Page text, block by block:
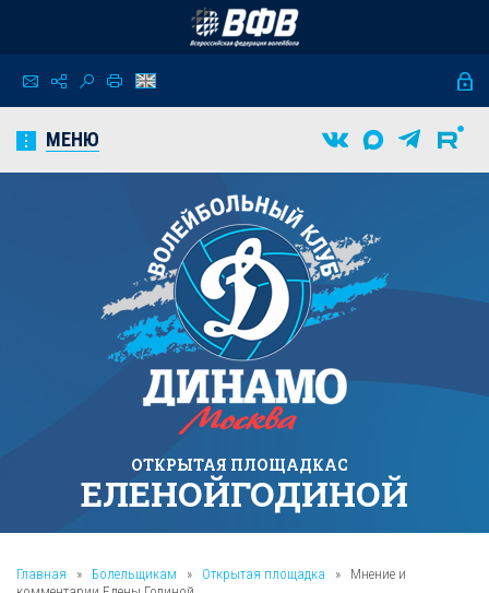
МЕНЮ
ОТКРЫТАЯ ПЛОЩАДКАC
ЕЛЕНОЙГОДИНОЙ
Главная » Болельщикам » Открытая площадка »
Мнение и